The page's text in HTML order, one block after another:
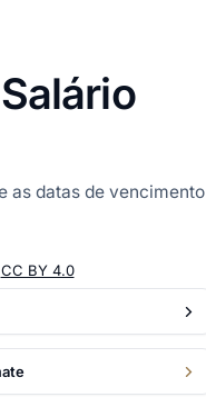
as datas de vencimento
CC BY 4.0